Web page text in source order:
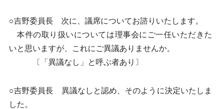
○吉野委員長 次に、議席についてお諮りいたします。
本件の取り扱いについては理事会にご一任いただきた
いと思いますが、これにご異議ありませんか。
〔「異議なし」と呼ぶ者あり〕
○吉野委員長 異議なしと認め、そのように決定いたしま
した。